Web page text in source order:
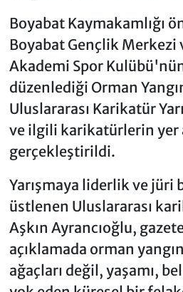
Boyabat Kaymakamlığı
Boyabat Gençlik Merkezi
Akademi Spor
düzenlediği Orman
Uluslararası Karikatür
ve ilgili karikatürlerin yer
gerçekleştirildi.
Yarışmaya liderlik ve jüri
üstlenen Uluslararası
Aşkın Ayrancıoğlu,
açıklamada orman
ağaçları değil, yaşamı,